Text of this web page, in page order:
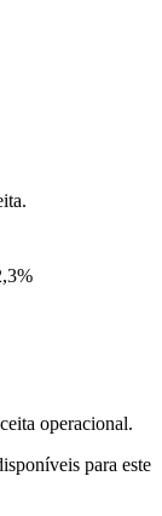
%
operacional.
para este